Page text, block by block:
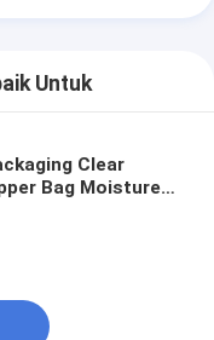
Untuk
Clear
Bag Moisture